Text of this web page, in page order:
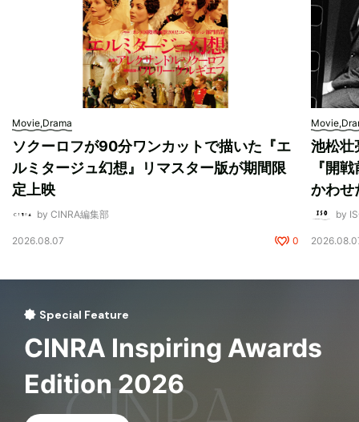
Movie,Drama
ソクーロフが90分ワンカットで描いた『エ
ルミタージュ幻想』リマスター版が期間限
定上映
by CINRA編集部
2026.08.07 0
池松壮
『開
かわせ
by
Special Feature
CINRA Inspiring Awards
Edition 2026